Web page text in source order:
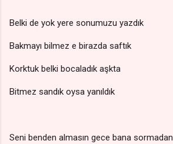
Belki de yok yere sonumuzu yazdık
Bakmayı bilmez e birazda saftık
Korktuk belki bocaladık aşkta
Bitmez sandık oysa yanıldık
Seni benden almasın gece bana sormadan